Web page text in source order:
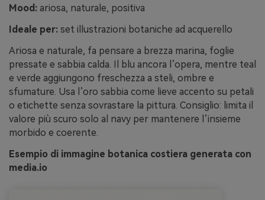
Mood: ariosa, naturale, positiva
Ideale per: set illustrazioni botaniche ad acquerello
Ariosa e naturale, fa pensare a brezza marina, foglie
pressate e sabbia calda. Il blu ancora l’opera, mentre teal
e verde aggiungono freschezza a steli, ombre e
sfumature. Usa l’oro sabbia come lieve accento su petali
o etichette senza sovrastare la pittura. Consiglio: limita il
valore più scuro solo al navy per mantenere l’insieme
morbido e coerente.
Esempio di immagine botanica costiera generata con
media.io